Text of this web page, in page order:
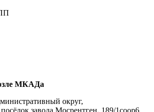
МКАДа
округ,